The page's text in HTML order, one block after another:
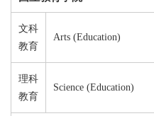
文科
教育
Arts (Education)
理科
教育
Science (Education)